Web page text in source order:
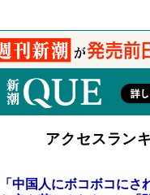
アクセスラン
「中国人にボコボコにさ